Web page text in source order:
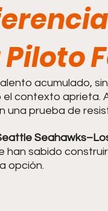
acumulado,
contexto aprieta.
una prueba de
han sabido
opción.